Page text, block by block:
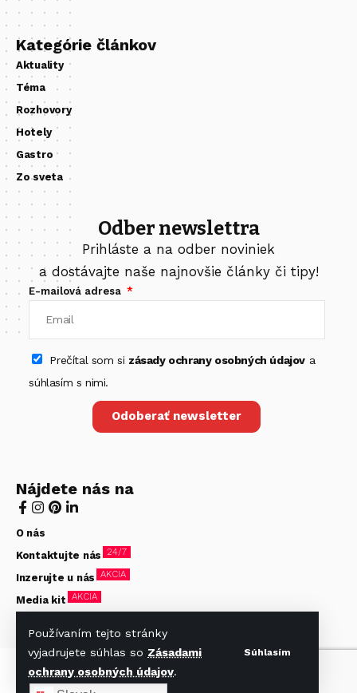
Používaním tejto stránky
vyjadrujete súhlas so Zásadami
ochrany osobných údajov.
Súhlasím
Kategórie článkov
Aktuality
Téma
Rozhovory
Hotely
Gastro
Zo sveta
Odber newslettra
Prihláste a na odber noviniek
a dostávajte naše najnovšie články či tipy!
E-mailová adresa
Prečítal som si zásady ochrany osobných údajova
súhlasím s nimi.
Odoberať newsletter
Nájdete nás na
O nás
Kontaktujte nás 24/7
Inzerujte u nás AKCIA
Media kit AKCIA
© Hotelier 2020-2026. Všetky práva vyhradené. Stránky
vytvorené firmoubeVisible s.r.o.